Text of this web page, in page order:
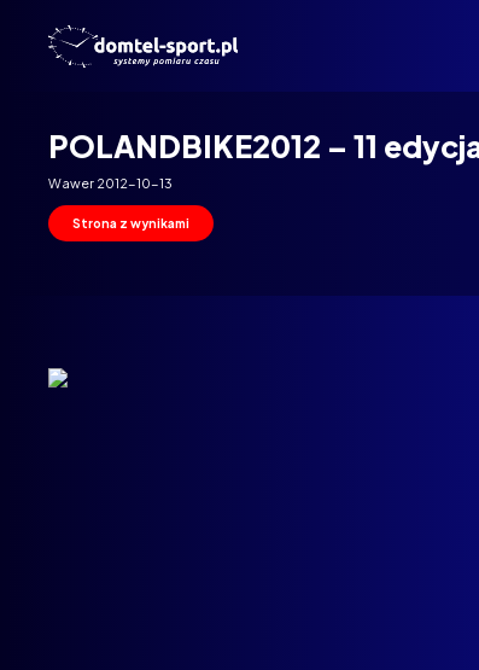
POLANDBIKE2012 – 11
Wawer 2012-10-13
Strona z wynikami